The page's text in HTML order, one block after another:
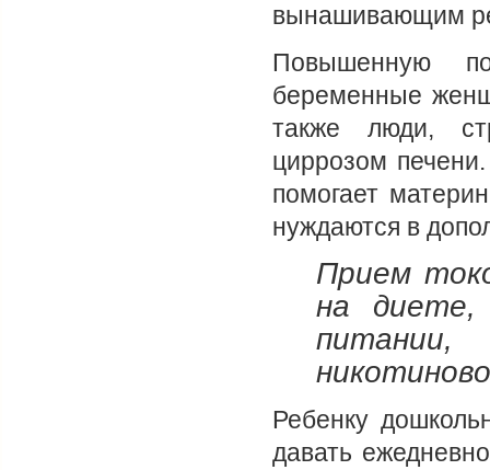
вынашивающим
Повышенную
беременные
также люди,
циррозом
помогает
нуждаются в
Прием
на диете,
Ребенку
давать